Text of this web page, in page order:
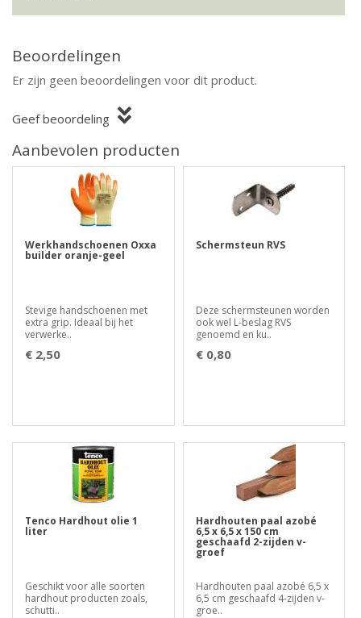
Beoordelingen
Er zijn geen beoordelingen voor dit product.
Geef beoordeling
Aanbevolen producten
Werkhandschoenen Oxxa
builder oranje-geel
Stevige handschoenen met
extra grip. Ideaal bij het
verwerke..
€ 2,50
Schermsteun RVS
Deze schermsteunen worden
ook wel L-beslag RVS
genoemd en ku..
€ 0,80
Tenco Hardhout olie 1
liter
Geschikt voor alle soorten
hardhout producten zoals,
schutti..
Hardhouten paal azobé
6,5 x 6,5 x 150 cm
geschaafd 2-zijden v-
groef
Hardhouten paal azobé 6,5 x
6,5 cm geschaafd 4-zijden v-
groe..